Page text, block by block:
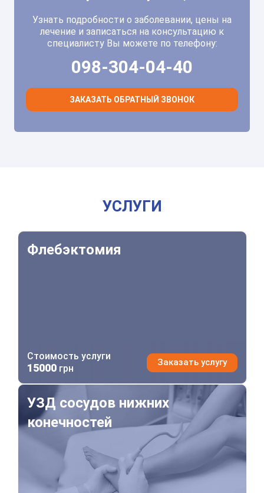
Узнать подробности о заболевании, цены на
лечение и записаться на консультацию к
специалисту Вы можете по телефону:
098-304-04-40
ЗАКАЗАТЬ ОБРАТНЫЙ ЗВОНОК
УСЛУГИ
Флебэктомия
Флебэктомия
Стоимость услуги
15000грн
Заказать услугу
УЗД сосудов нижних конечностей
УЗД сосудов нижних
конечностей